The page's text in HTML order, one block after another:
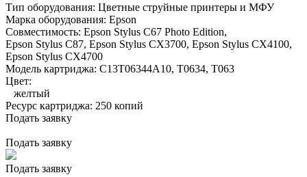
Тип оборудования: Цветные струйные принтеры и МФУ
Марка оборудования: Epson
Совместимость: Epson Stylus C67 Photo Edition,
Epson Stylus C87, Epson Stylus CX3700, Epson Stylus CX4100,
Epson Stylus CX4700
Модель картриджа: C13T06344A10, T0634, T063
Цвет:
желтый
Ресурс картриджа: 250 копий
Подать заявку
Подать заявку
Подать заявку